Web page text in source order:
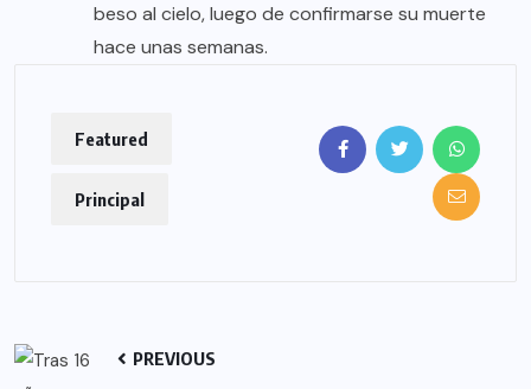
beso al cielo, luego de confirmarse su muerte
hace unas semanas.
Featured
Principal
PREVIOUS